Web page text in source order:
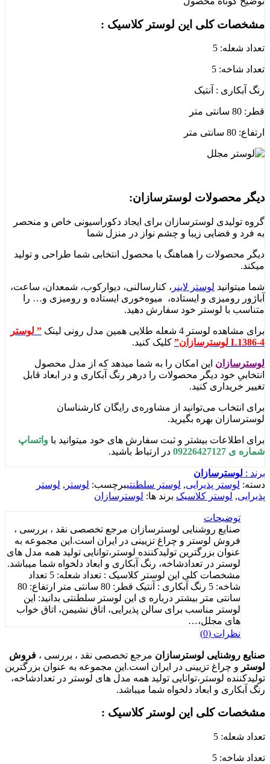
مشخصات کلی این لوستر کلاسیک :
تعداد شعله: 5
تعداد شاخه: 5
رنگ آبکاری : آنتیک
قطر: 80 سانتی متر
ارتفاع: 80 سانتی متر
دیگر محصولات لوسترسازان:
گروه تولیدی لوسترسازان برای ایجاد دکوراسیونی خاص و منحصر
به فرد و فضایی زیبا و چشم نواز در منزل شما
دیگر محصولات را هماهنگ با محصول انتخابی شما طراحی و تولید
میکند.
شما میتوانید لوستر لاینر ، کنارسالنی، دیوارکوب، شمعدان، ساعت،
آباژور رومیزی و ایستاده، میوه‌خوری ایستاده و رومیزی و… را
متناسب با لوستر خود سفارش دهید.
برای مشاهده لوستر 4 شعله طلایی همین مدل رونی لینک
” لوستر
L1386-4 لوسترسازان”
کلیک کنید.
لوسترسازان این امکان را به شما میدهد که از مدل محصول
انتخابیِ خود دیگر محصولات را درهر رنگ آبکاری و در ابعاد قابل
تغییر خریداری کنید.
برای انتخاب می‌توانید از مشاوره‌ی رایگان کارشناسان
لوسترسازان بهره بگیرید.
برای اطلاعات بیشتر و ثبت سفارش های خود میتوانید با واتساپ
شماره ی 09226427127
در ارتباط باشید.
برند : لوسترسازان
دسته: لوستر پذیرایی, لوستر سلطنتیبرچسب: لوستر , لوستر
پذیرایی, لوستر کلاسیک برند ها: لوسترسازان
توضیحات
صنایع روشنایی لوسترسازان مرجع تخصصی نقد ، بررسی ،
فروش لوستر و چراغ تزیینی در ایران است.این مجموعه به
عنوان بزرگترین تولیدکننده لوستر،توانایی تولید همه مدل های
لوستر در تعدادشاخه، رنگ آبکاری و ابعاد دلخواه شما میباشد.
مشخصات کلی این لوستر کلاسیک : تعداد شعله: 5 تعداد
شاخه: 5 رنگ آبکاری : آنتیک قطر: 80 سانتی متر ارتفاع: 80
سانتی متر بیشتر درباره ی این لوستر سلطنتی بدانید: این
لوستر مناسب برای سالن پذیرایی، اتاق نشیمن، اتاق خواب
های مجلل،…
نظرات (0)
صنایع روشنایی لوسترسازان مرجع تخصصی نقد ، بررسی ، فروش
لوستر و چراغ تزیینی در ایران است.این مجموعه به عنوان بزرگترین
تولیدکننده لوستر،توانایی تولید همه مدل های لوستر در تعدادشاخه،
رنگ آبکاری و ابعاد دلخواه شما میباشد.
مشخصات کلی این لوستر کلاسیک :
تعداد شعله: 5
تعداد شاخه: 5